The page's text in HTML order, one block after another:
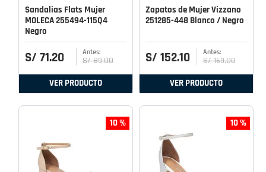
Sandalias Flats Mujer
MOLECA 255494-115Q4
Negro
S/ 71.20 S/ 89.00
VER PRODUCTO
Zapatos de Mujer Vizzano
251285-448 Blanco / Negro
S/ 152.10 S/ 169.00
VER PRODUCTO
10 % 10 %